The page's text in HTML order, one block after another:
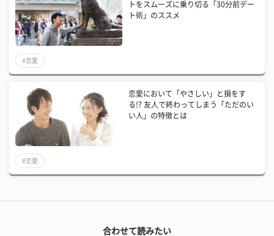
トをスムーズに乗り切る「30分前デー
ト術」のススメ
#恋愛
恋愛において「やさしい」と損をす
る!? 友人で終わってしまう「ただのい
い人」の特徴とは
#恋愛
合わせて読みたい